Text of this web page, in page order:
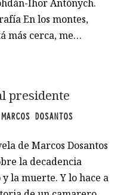
Íhor Antónych.
En los montes,
más cerca, me…
presidente
MARCOS DOSANTOS
de Marcos Dosantos
la decadencia
la muerte. Y lo hace a